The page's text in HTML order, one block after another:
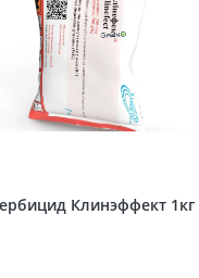
Клинэффект 1кг